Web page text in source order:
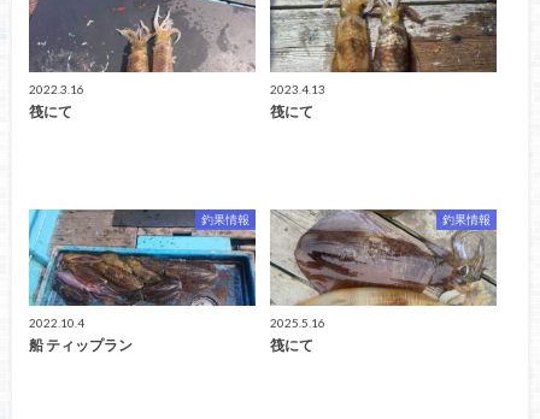
2022.3.16
筏にて
2023.4.13
筏にて
釣果情報
2022.10.4
船 ティップラン
釣果情報
2025.5.16
筏にて